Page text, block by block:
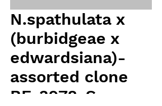
N.spathulata x
(burbidgeae x
edwardsiana)-
assorted clone
BE-3978-S